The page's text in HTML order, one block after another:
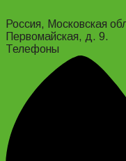
Россия, Московская
Первомайская, д. 9.
Телефоны